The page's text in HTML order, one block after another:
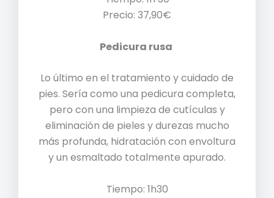
Precio: 37,90€
Pedicura rusa
Lo último en el tratamiento y cuidado de
pies. Sería como una pedicura completa,
pero con una limpieza de cutículas y
eliminación de pieles y durezas mucho
más profunda, hidratación con envoltura
y un esmaltado totalmente apurado.
Tiempo: 1h30